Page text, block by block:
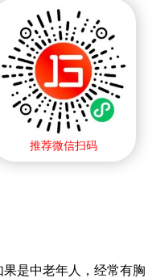
推荐微信扫码
是中老年人，经常有胸